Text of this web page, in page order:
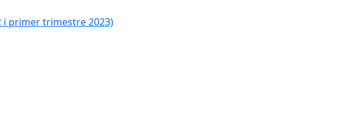
primer trimestre 2023)